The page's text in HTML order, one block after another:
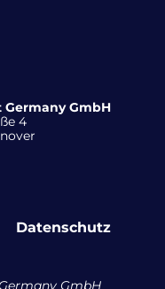
Germany GmbH
4
Datenschutz
GmbH